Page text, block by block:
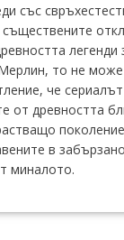
със
легенди
то не може
че
от древността
в
миналото.